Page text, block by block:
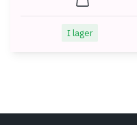
I lager